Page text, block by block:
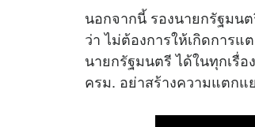
นอกจากนี้ รองนายกรัฐมน
ว่า ไม่ต้องการให้เกิดการ
นายกรัฐมนตรี ได้ในทุกเรื่
ครม. อย่าสร้างความแตก